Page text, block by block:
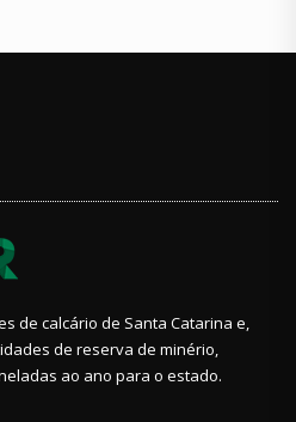
de calcário de Santa Catarina e,
de reserva de minério,
ao ano para o estado.